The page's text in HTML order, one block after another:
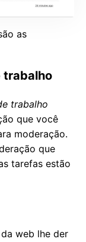
as
trabalho
trabalho
que você
moderação.
que
tarefas estão
web lhe der